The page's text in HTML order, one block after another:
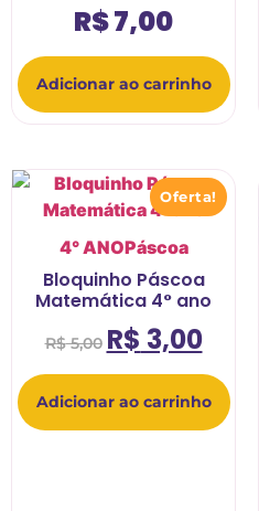
R$7,00
Adicionar ao carrinho
Oferta!
4° ANOPáscoa
Bloquinho Páscoa
Matemática 4° ano
R$5,00 R$ 3,00
Adicionar ao carrinho